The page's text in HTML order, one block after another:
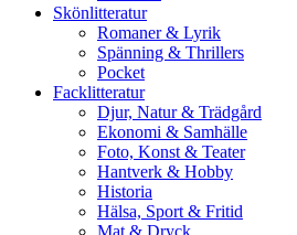
Skönlitteratur
Romaner & Lyrik
Spänning & Thrillers
Pocket
Facklitteratur
Djur, Natur & Trädgård
Ekonomi & Samhälle
Foto, Konst & Teater
Hantverk & Hobby
Historia
Hälsa, Sport & Fritid
Mat & Dryck